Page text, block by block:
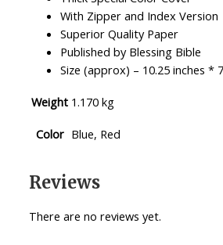
With Zipper and Index Version
Superior Quality Paper
Published by Blessing Bible
Size (approx) – 10.25 inches *
Weight 1.170 kg
Color Blue, Red
Reviews
There are no reviews yet.